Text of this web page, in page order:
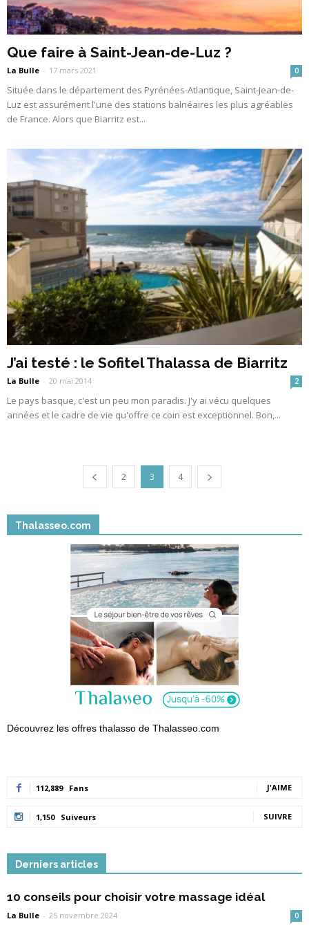
Que faire à Saint-Jean-de-Luz ?
La Bulle - 17 mars 2021 0
Située dans le département des Pyrénées-Atlantique, Saint-Jean-de-
Luz est assurément l'une des stations balnéaires les plus agréables
de France. Alors que Biarritz est...
J’ai testé : le Sofitel Thalassa de Biarritz
La Bulle - 20 mai 2014 2
Le pays basque, c'est un peu mon paradis. J'y ai vécu quelques
années et le cadre de vie qu'offre ce coin est exceptionnel. Bon,...
2 3 4
Thalasseo.com
Découvrez les offres thalasso de Thalasseo.com
112,889 Fans J'AIME
1,150 Suiveurs SUIVRE
Derniers articles
10 conseils pour choisir votre massage idéal
La Bulle - 25 novembre 2024 0